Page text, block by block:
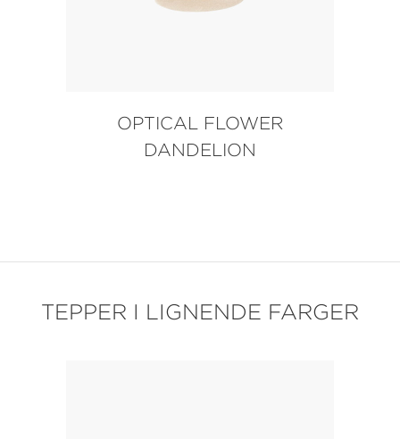
OPTICAL FLOWER
DANDELION
TEPPER I LIGNENDE FARGER